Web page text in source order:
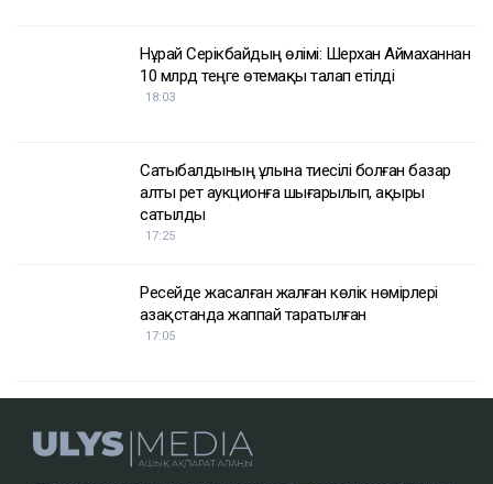
Нұрай Серікбайдың өлімі: Шерхан Аймаханнан
10 млрд теңге өтемақы талап етілді
18:03
Сатыбалдының ұлына тиесілі болған базар
алты рет аукционға шығарылып, ақыры
сатылды
17:25
Ресейде жасалған жалған көлік нөмірлері
Қазақстанда жаппай таратылған
17:05